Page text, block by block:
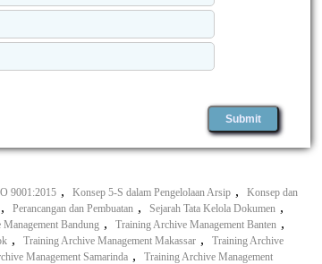
9001:2015 , Konsep 5-S dalam Pengelolaan Arsip ,
Konsep dan
, Perancangan dan Pembuatan , Sejarah Tata Kelola Dokumen ,
Bandung , Training Archive Management Banten ,
, Training Archive Management Makassar ,
Training Archive
Management Samarinda ,
Training Archive Management